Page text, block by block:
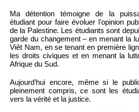
Ma détention témoigne de la
étudiant pour faire évoluer l’opinion
de la Palestine. Les étudiants sont
garde du changement – en menant la
Viêt Nam, en se tenant en première
les droits civiques et en menant la
Afrique du Sud.
Aujourd’hui encore, même si le
pleinement compris, ce sont les
vers la vérité et la justice.